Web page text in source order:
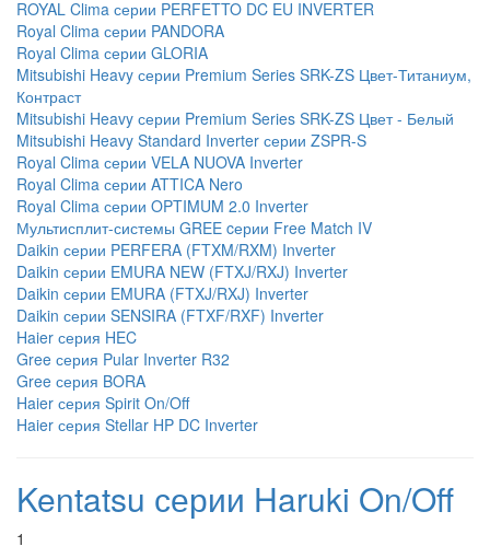
ROYAL Clima серии PERFETTO DC EU INVERTER
Royal Clima серии PANDORA
Royal Clima серии GLORIA
Mitsubishi Heavy серии Premium Series SRK-ZS Цвет-Титаниум,
Контраст
Mitsubishi Heavy серии Premium Series SRK-ZS Цвет - Белый
Mitsubishi Heavy Standard Inverter серии ZSPR-S
Royal Clima серии VELA NUOVA Inverter
Royal Clima серии ATTICA Nero
Royal Clima серии OPTIMUM 2.0 Inverter
Мультисплит-системы GREE cерии Free Match IV
Daikin серии PERFERA (FTXM/RXM) Inverter
Daikin серии EMURA NEW (FTXJ/RXJ) Inverter
Daikin серии EMURA (FTXJ/RXJ) Inverter
Daikin серии SENSIRA (FTXF/RXF) Inverter
Haier серия HEC
Gree серия Pular Inverter R32
Gree серия BORA
Haier серия Spirit On/Off
Haier серия Stellar HP DC Inverter
Kentatsu серии Haruki On/Off
1